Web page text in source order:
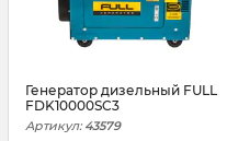
Генератор дизельный FULL
FDK10000SC3
Артикул: 43579